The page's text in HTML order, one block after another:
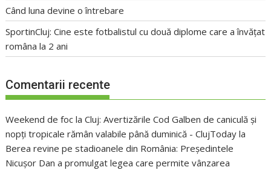
Când luna devine o întrebare
SportinCluj: Cine este fotbalistul cu două diplome care a învățat
româna la 2 ani
Comentarii recente
Weekend de foc la Cluj: Avertizările Cod Galben de caniculă și
nopți tropicale rămân valabile până duminică - ClujToday la
Berea revine pe stadioanele din România: Președintele
Nicușor Dan a promulgat legea care permite vânzarea